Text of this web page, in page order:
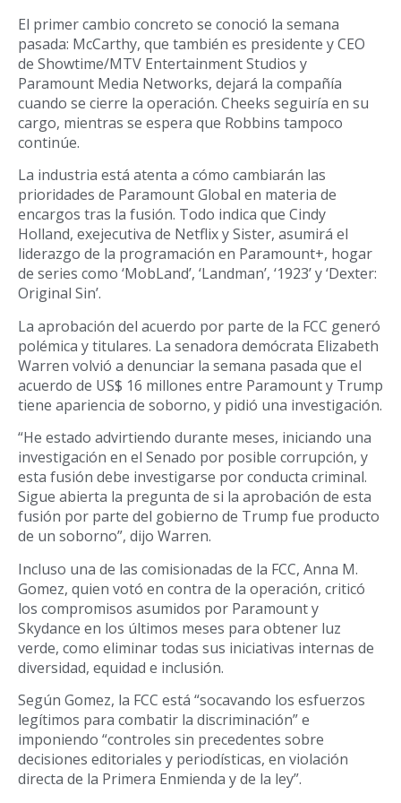
El primer cambio concreto se conoció la semana
pasada: McCarthy, que también es presidente y CEO
de Showtime/MTV Entertainment Studios y
Paramount Media Networks, dejará la compañía
cuando se cierre la operación. Cheeks seguiría en su
cargo, mientras se espera que Robbins tampoco
continúe.
La industria está atenta a cómo cambiarán las
prioridades de Paramount Global en materia de
encargos tras la fusión. Todo indica que Cindy
Holland, exejecutiva de Netflix y Sister, asumirá el
liderazgo de la programación en Paramount+, hogar
de series como ‘MobLand’, ‘Landman’, ‘1923’ y ‘Dexter:
Original Sin’.
La aprobación del acuerdo por parte de la FCC generó
polémica y titulares. La senadora demócrata Elizabeth
Warren volvió a denunciar la semana pasada que el
acuerdo de US$ 16 millones entre Paramount y Trump
tiene apariencia de soborno, y pidió una investigación.
“He estado advirtiendo durante meses, iniciando una
investigación en el Senado por posible corrupción, y
esta fusión debe investigarse por conducta criminal.
Sigue abierta la pregunta de si la aprobación de esta
fusión por parte del gobierno de Trump fue producto
de un soborno”, dijo Warren.
Incluso una de las comisionadas de la FCC, Anna M.
Gomez, quien votó en contra de la operación, criticó
los compromisos asumidos por Paramount y
Skydance en los últimos meses para obtener luz
verde, como eliminar todas sus iniciativas internas de
diversidad, equidad e inclusión.
Según Gomez, la FCC está “socavando los esfuerzos
legítimos para combatir la discriminación” e
imponiendo “controles sin precedentes sobre
decisiones editoriales y periodísticas, en violación
directa de la Primera Enmienda y de la ley”.